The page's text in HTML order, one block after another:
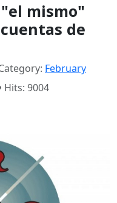
mismo"
de
February
Hits: 9004